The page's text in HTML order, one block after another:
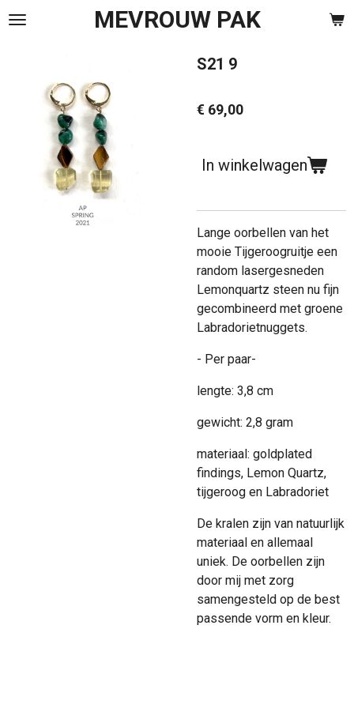
Ga
hoofdinhoud
MEVROUW PAK
S21 9
€ 69,00
In winkelwagen
Lange oorbellen van het
mooie Tijgeroogruitje een
random lasergesneden
Lemonquartz steen nu fijn
gecombineerd met groene
Labradorietnuggets.
- Per paar-
lengte: 3,8 cm
gewicht: 2,8 gram
materiaal: goldplated
findings, Lemon Quartz,
tijgeroog en Labradoriet
De kralen zijn van natuurlijk
materiaal en allemaal
uniek. De oorbellen zijn
door mij met zorg
samengesteld op de best
passende vorm en kleur.